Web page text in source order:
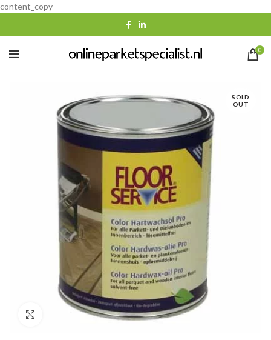
content_copy
0
SOLD
OUT
Click to enlarge